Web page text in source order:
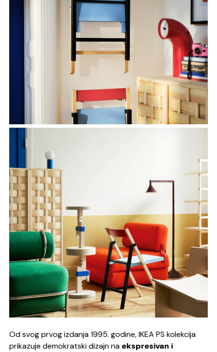
Od svog prvog izdanja 1995. godine, IKEA PS kolekcija
prikazuje demokratski dizajn na ekspresivan i